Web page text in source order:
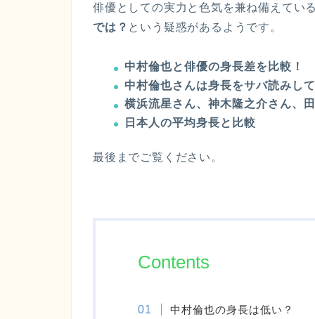
俳優としての実力と色気を兼ね備えてい
では？ という疑惑があるようです。
中村倫也と俳優の身長差を比較！
中村倫也さんは身長をサバ読みし
横浜流星さん、神木隆之介さん、
日本人の平均身長と比較
最後までご覧ください。
Contents
中村倫也の身長は低い？